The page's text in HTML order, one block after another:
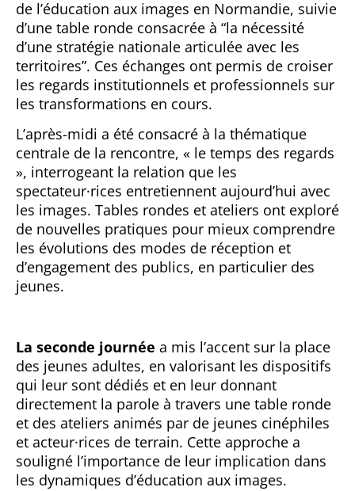
de l’éducation aux images en Normandie, suivie
d’une table ronde consacrée à “la nécessité
d’une stratégie nationale articulée avec les
territoires”. Ces échanges ont permis de croiser
les regards institutionnels et professionnels sur
les transformations en cours.
L’après-midi a été consacré à la thématique
centrale de la rencontre, « le temps des regards
», interrogeant la relation que les
spectateur·rices entretiennent aujourd’hui avec
les images. Tables rondes et ateliers ont exploré
de nouvelles pratiques pour mieux comprendre
les évolutions des modes de réception et
d’engagement des publics, en particulier des
jeunes.
La seconde journée a mis l’accent sur la place
des jeunes adultes, en valorisant les dispositifs
qui leur sont dédiés et en leur donnant
directement la parole à travers une table ronde
et des ateliers animés par de jeunes cinéphiles
et acteur·rices de terrain. Cette approche a
souligné l’importance de leur implication dans
les dynamiques d’éducation aux images.